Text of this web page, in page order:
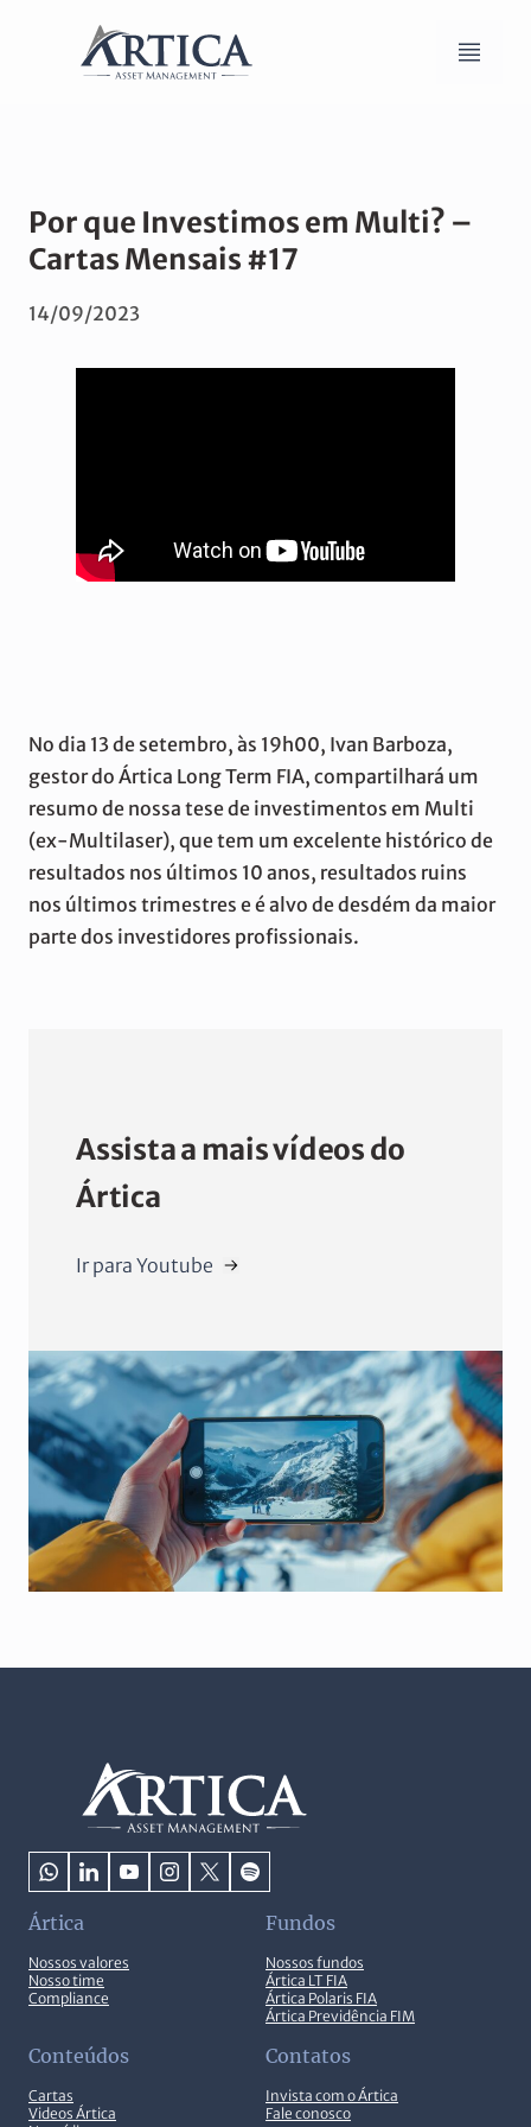
Por que Investimos em Multi? –
Cartas Mensais #17
14/09/2023
No dia 13 de setembro, às 19h00, Ivan Barboza,
gestor do Ártica Long Term FIA, compartilhará um
resumo de nossa tese de investimentos em Multi
(ex-Multilaser), que tem um excelente histórico de
resultados nos últimos 10 anos, resultados ruins
nos últimos trimestres e é alvo de desdém da maior
parte dos investidores profissionais.
Assista a mais vídeos do
Ártica
Ir para Youtube
Ártica
Nossos valores
Nosso time
Compliance
Fundos
Nossos fundos
Ártica LT FIA
Ártica Polaris FIA
Ártica Previdência FIM
Conteúdos
Cartas
Videos Ártica
Contatos
Invista com o Ártica
Fale conosco